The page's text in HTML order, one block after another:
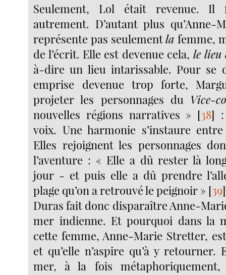
Seulement, Lol était revenue. Il
autrement. D’autant plus qu’Anne-
représente pas seulementla femme,
de l’écrit. Elle est devenue cela, le lieu
à-dire un lieu intarissable. Pour se
emprise devenue trop forte,
projeter les personnages du Vice-
nouvelles régions narratives » [38]
voix. Une harmonie s’instaure
Elles rejoignent les personnages
l’aventure : « Elle a dû rester là
jour - et puis elle a dû prendre
plage qu’on a retrouvé le peignoir » [39]
Duras fait donc disparaître Anne-
mer indienne. Et pourquoi dans la
cette femme, Anne-Marie Stretter,
et qu’elle n’aspire qu’à y
mer, à la fois